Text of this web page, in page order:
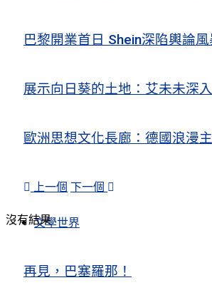
巴黎開業首日 Shein深陷輿論風
展示向日葵的土地：艾未未深
歐洲思想文化長廊：德國浪漫
上一個 下一個
文學世界
再見，巴塞羅那！
沒有結果